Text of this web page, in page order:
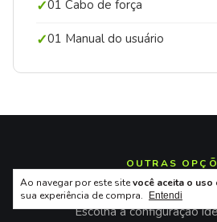
Ao navegar por este sitevocê aceita o uso
sua experiência de compra.
Entendi
✓01 Cabo de força
✓01 Manual do usuário
OUTRAS
Outras versões
Escolha a configuração